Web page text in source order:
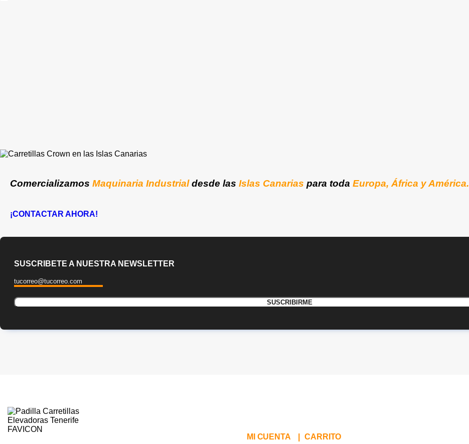
Comercializamos Maquinaria Industrialdesde las Islas Canarias para toda Europa, África y América.
¡CONTACTAR AHORA!
SUSCRIBETE A NUESTRA NEWSLETTER
MI CUENTA CARRITO